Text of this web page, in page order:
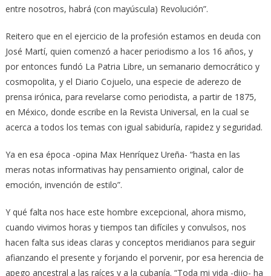
entre nosotros, habrá (con mayúscula) Revolución”.
Reitero que en el ejercicio de la profesión estamos en deuda con
José Martí, quien comenzó a hacer periodismo a los 16 años, y
por entonces fundó La Patria Libre, un semanario democrático y
cosmopolita, y el Diario Cojuelo, una especie de aderezo de
prensa irónica, para revelarse como periodista, a partir de 1875,
en México, donde escribe en la Revista Universal, en la cual se
acerca a todos los temas con igual sabiduría, rapidez y seguridad.
Ya en esa época -opina Max Henríquez Ureña- “hasta en las
meras notas informativas hay pensamiento original, calor de
emoción, invención de estilo”.
Y qué falta nos hace este hombre excepcional, ahora mismo,
cuando vivimos horas y tiempos tan difíciles y convulsos, nos
hacen falta sus ideas claras y conceptos meridianos para seguir
afianzando el presente y forjando el porvenir, por esa herencia de
apego ancestral a las raíces y a la cubanía. “Toda mi vida -dijo- ha